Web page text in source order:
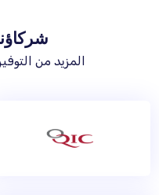
المزيد من